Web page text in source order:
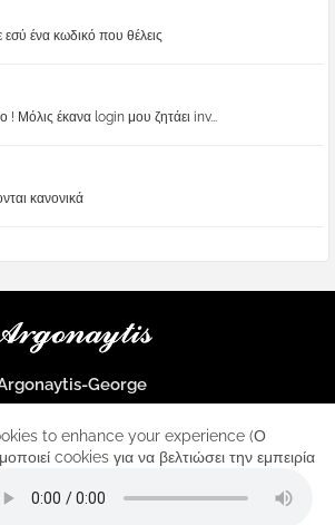
ένα κωδικό που θέλεις
! Μόλις έκανα login μου ζητάει inv...
κανονικά
George
σταθμός για κάθε iphone
to enhance your experience (Ο
cookies για να βελτιώσει την εμπειρία